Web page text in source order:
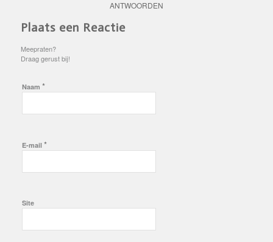
ANTWOORDEN
Plaats een Reactie
Meepraten?
Draag gerust bij!
Naam *
E-mail *
Site